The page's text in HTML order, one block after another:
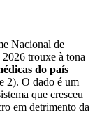
Nacional de
trouxe à tona
do país
2). O dado é um
que cresceu
em detrimento da